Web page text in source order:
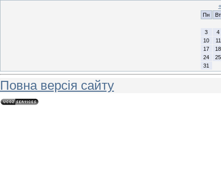
«
Пн
Вт
3
4
10
11
17
18
24
25
31
Повна версія сайту